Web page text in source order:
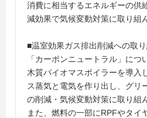
消費に相当するエネルギーの供
減効果で気候変動対策に取り組
■温室効果ガス排出削減への取
「カーボンニュートラル」につ
木質バイオマスボイラーを導入
ス蒸気と電気を作り出し、グリ
の削減・気候変動対策に取り組
また、燃料の一部にRPFやタイ